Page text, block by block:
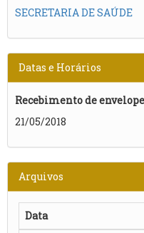
SECRETARIA DE SAÚDE
Datas e Horários
Recebimento de
21/05/2018
Arquivos
Data